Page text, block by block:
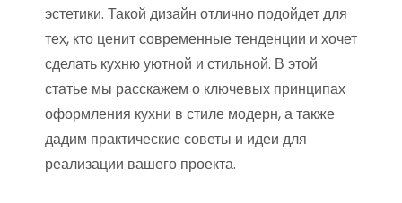
эстетики. Такой дизайн отлично подойдет для
тех, кто ценит современные тенденции и хочет
сделать кухню уютной и стильной. В этой
статье мы расскажем о ключевых принципах
оформления кухни в стиле модерн, а также
дадим практические советы и идеи для
реализации вашего проекта.